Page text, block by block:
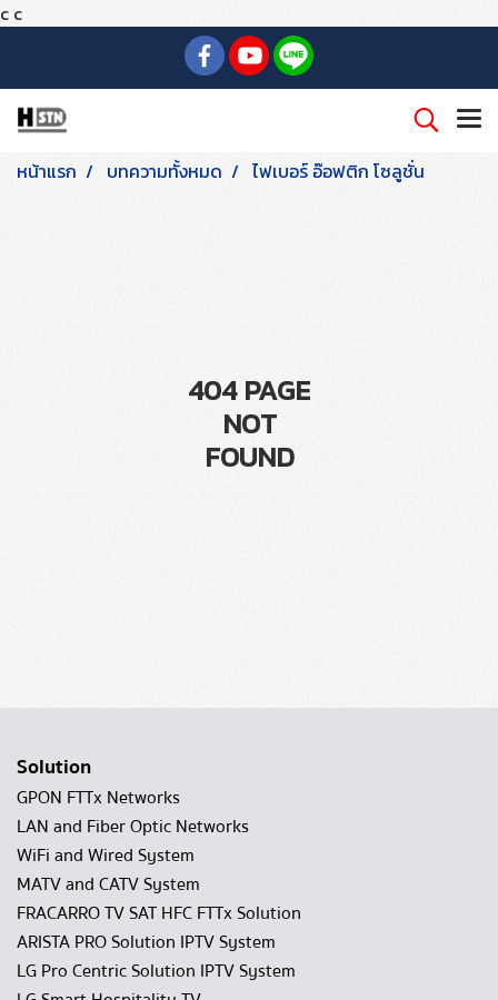
c c
หน้าแรก บทความทั้งหมด ไฟเบอร์ อ๊อฟติก โซลูชั่น
404 PAGE
NOT
FOUND
Solution
GPON FTTx Networks
LAN and Fiber Optic Networks
WiFi and Wired System
MATV and CATV System
FRACARRO TV SAT HFC FTTx Solution
ARISTA PRO Solution IPTV System
LG Pro Centric Solution IPTV System